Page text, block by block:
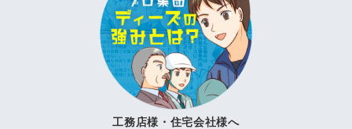
工務店様・住宅会社様へ